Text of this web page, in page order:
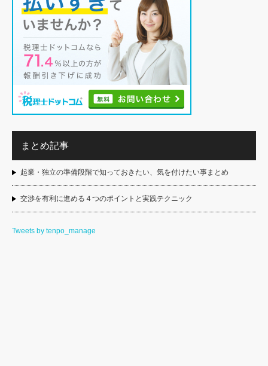
まとめ記事
起業・独立の準備段階で知っておきたい、気を付けたい事まとめ
交渉を有利に進める４つのポイントと実践テクニック
Tweets by tenpo_manage